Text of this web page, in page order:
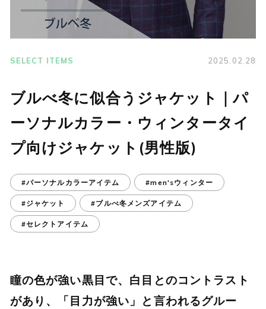
SELECT ITEMS 2025.02.28
ブルべ冬に似合うジャケット｜パ
ーソナルカラー・ウィンタータイ
プ向けジャケット(男性版)
#パーソナルカラーアイテム #men'sウィンター
#ジャケット #ブルべ冬メンズアイテム
#セレクトアイテム
瞳の色が強い黒目で、白目とのコントラスト
があり、「目力が強い」と言われるグルー